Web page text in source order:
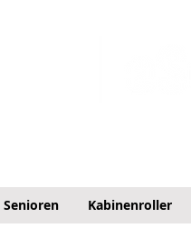
Senioren Kabinenroller